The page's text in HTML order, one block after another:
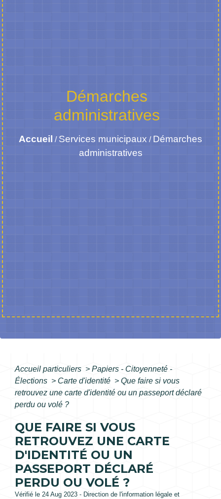
Démarches
administratives
Accueil / Services municipaux / Démarches
administratives
Accueil particuliers > Papiers - Citoyenneté -
Élections > Carte d'identité > Que faire si vous
retrouvez une carte d'identité ou un passeport déclaré
perdu ou volé ?
QUE FAIRE SI VOUS
RETROUVEZ UNE CARTE
D'IDENTITÉ OU UN
PASSEPORT DÉCLARÉ
PERDU OU VOLÉ ?
Vérifié le 24 Aug 2023 - Direction de l'information légale et